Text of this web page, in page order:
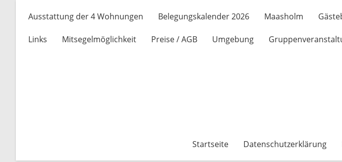
Ausstattung der 4 Wohnungen Belegungskalender 2026 Maasholm
Links Mitsegelmöglichkeit Preise / AGB Umgebung
Startseite Datenschutzerklärung